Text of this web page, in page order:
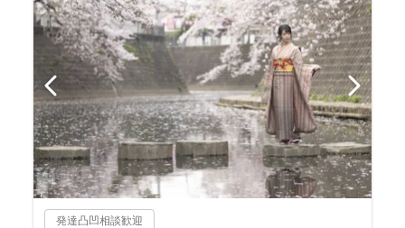
発達凸凹相談歓迎